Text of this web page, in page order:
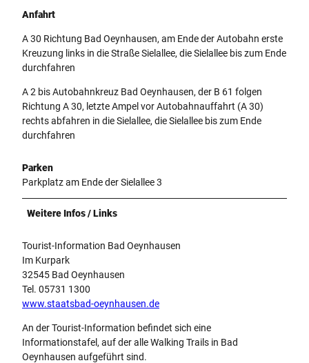
Anfahrt
A 30 Richtung Bad Oeynhausen, am Ende der Autobahn erste
Kreuzung links in die Straße Sielallee, die Sielallee bis zum Ende
durchfahren
A 2 bis Autobahnkreuz Bad Oeynhausen, der B 61 folgen
Richtung A 30, letzte Ampel vor Autobahnauffahrt (A 30)
rechts abfahren in die Sielallee, die Sielallee bis zum Ende
durchfahren
Parken
Parkplatz am Ende der Sielallee 3
Weitere Infos / Links
Tourist-Information Bad Oeynhausen
Im Kurpark
32545 Bad Oeynhausen
Tel. 05731 1300
www.staatsbad-oeynhausen.de
An der Tourist-Information befindet sich eine
Informationstafel, auf der alle Walking Trails in Bad
Oeynhausen aufgeführt sind.